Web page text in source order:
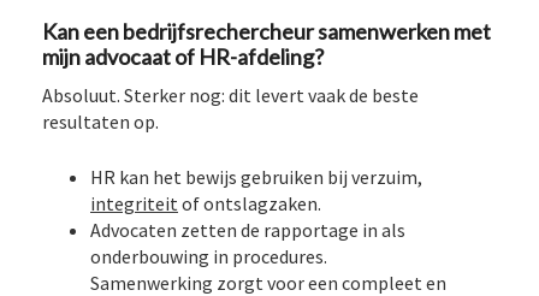
Kan een bedrijfsrechercheur samenwerken met
mijn advocaat of HR-afdeling?
Absoluut. Sterker nog: dit levert vaak de beste
resultaten op.
HR kan het bewijs gebruiken bij verzuim,
integriteitof ontslagzaken.
Advocaten zetten de rapportage in als
onderbouwing in procedures.
Samenwerking zorgt voor een compleet en